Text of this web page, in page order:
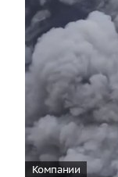
Компании